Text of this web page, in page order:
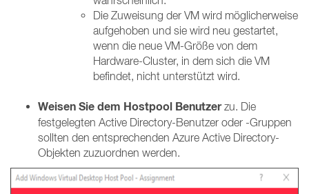
Die Zuweisung der VM wird möglicherweise
aufgehoben und sie wird neu gestartet,
wenn die neue VM-Größe von dem
Hardware-Cluster, in dem sich die VM
befindet, nicht unterstützt wird.
Weisen Sie dem Hostpool Benutzerzu. Die
festgelegten Active Directory-Benutzer oder -Gruppen
sollten den entsprechenden Azure Active Directory-
Objekten zuzuordnen werden.